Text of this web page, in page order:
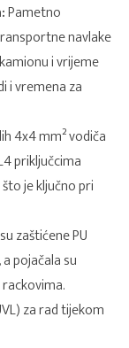
Pametno
navlake
i vrijeme
i vremena za
4x4 mm² vodiča
priključcima
je ključno pri
zaštićene PU
pojačala su
rackovima.
za rad tijekom